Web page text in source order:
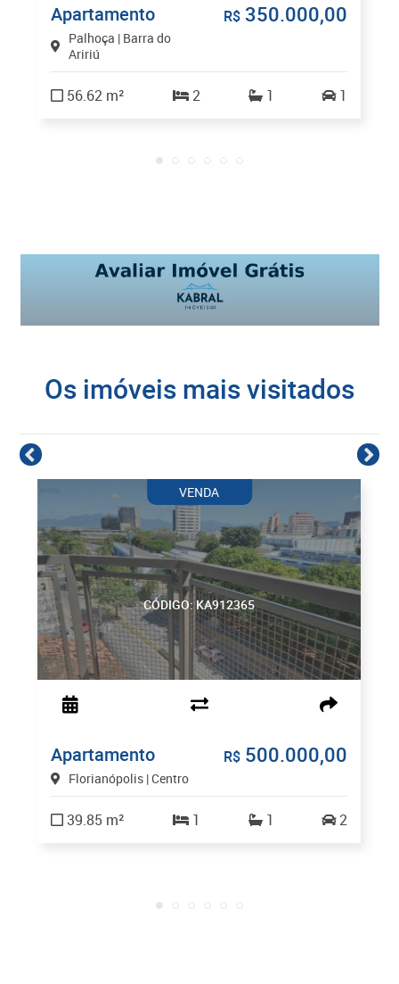
Apartamento
Palhoça | Barra do
Aririú
R$ 350.000,00
56.62 m² 2 1 1
Os imóveis mais visitados
CÓDIGO: KA912365
VENDA
Apartamento
Florianópolis | Centro
R$ 500.000,00
39.85 m² 1 1 2